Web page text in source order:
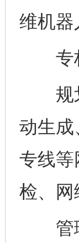
维机器
专栏
规划
动生成
专线等
检、网
管理